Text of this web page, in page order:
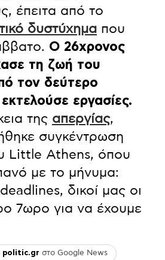
έπειτα από το
δυστύχημα που
Ο 26χρονος
τη ζωή του
τον δεύτερο
εργασίες.
της απεργίας,
συγκέντρωση
Little Athens, όπου
με το μήνυμα:
δικοί μας οι
7ωρο για να έχουμε
politic.gr στο Google News